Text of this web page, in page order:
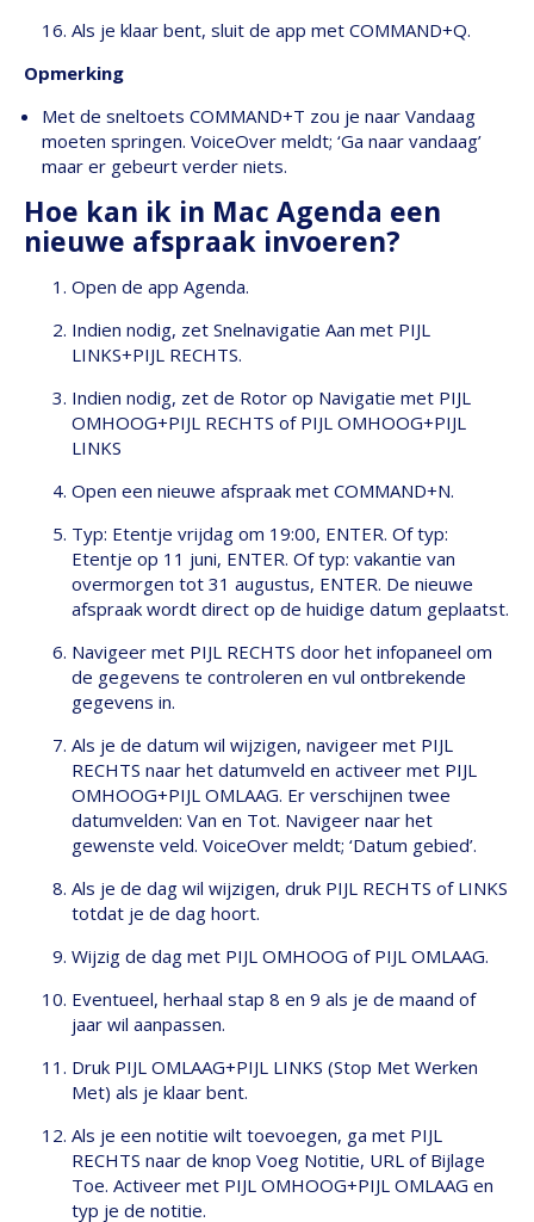
Als je klaar bent, sluit de app met COMMAND+Q.
Opmerking
Met de sneltoets COMMAND+T zou je naar Vandaag
moeten springen. VoiceOver meldt; ‘Ga naar vandaag’
maar er gebeurt verder niets.
Hoe kan ik in Mac Agenda een
nieuwe afspraak invoeren?
Open de app Agenda.
Indien nodig, zet Snelnavigatie Aan met PIJL
LINKS+PIJL RECHTS.
Indien nodig, zet de Rotor op Navigatie met PIJL
OMHOOG+PIJL RECHTS of PIJL OMHOOG+PIJL
LINKS
Open een nieuwe afspraak met COMMAND+N.
Typ: Etentje vrijdag om 19:00, ENTER. Of typ:
Etentje op 11 juni, ENTER. Of typ: vakantie van
overmorgen tot 31 augustus, ENTER. De nieuwe
afspraak wordt direct op de huidige datum geplaatst.
Navigeer met PIJL RECHTS door het infopaneel om
de gegevens te controleren en vul ontbrekende
gegevens in.
Als je de datum wil wijzigen, navigeer met PIJL
RECHTS naar het datumveld en activeer met PIJL
OMHOOG+PIJL OMLAAG. Er verschijnen twee
datumvelden: Van en Tot. Navigeer naar het
gewenste veld. VoiceOver meldt; ‘Datum gebied’.
Als je de dag wil wijzigen, druk PIJL RECHTS of LINKS
totdat je de dag hoort.
Wijzig de dag met PIJL OMHOOG of PIJL OMLAAG.
Eventueel, herhaal stap 8 en 9 als je de maand of
jaar wil aanpassen.
Druk PIJL OMLAAG+PIJL LINKS (Stop Met Werken
Met) als je klaar bent.
Als je een notitie wilt toevoegen, ga met PIJL
RECHTS naar de knop Voeg Notitie, URL of Bijlage
Toe. Activeer met PIJL OMHOOG+PIJL OMLAAG en
typ je de notitie.